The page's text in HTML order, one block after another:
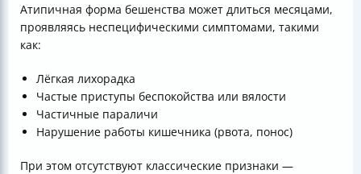
Атипичная форма бешенства может длиться месяцами,
проявляясь неспецифическими симптомами, такими
как:
Лёгкая лихорадка
Частые приступы беспокойства или вялости
Частичные параличи
Нарушение работы кишечника (рвота, понос)
При этом отсутствуют классические признаки —